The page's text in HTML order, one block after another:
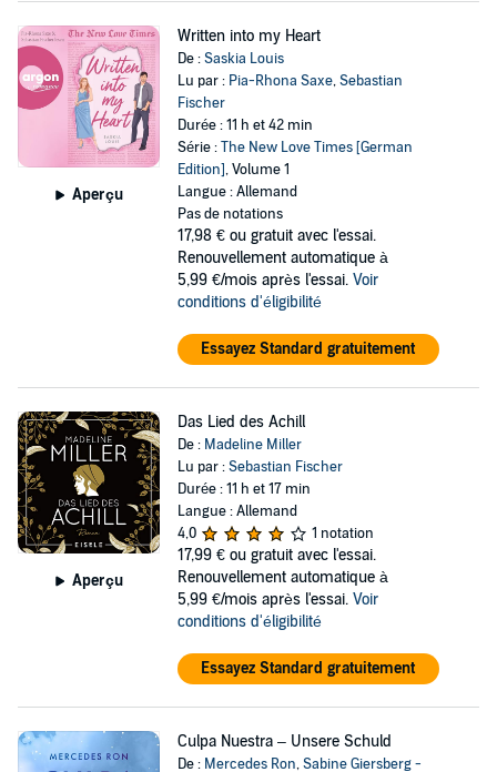
Aperçu
Written into my Heart
De :Saskia Louis
Lu par : Pia-Rhona Saxe,Sebastian
Fischer
Durée : 11 h et 42 min
Série :The New Love Times [German
Edition], Volume 1
Langue : Allemand
Pas de notations
17,98 € ou gratuit avec l'essai.
Renouvellement automatique à
5,99 €/mois après l'essai. Voir
conditions d'éligibilité
Essayez Standard gratuitement
Aperçu
Das Lied des Achill
De : Madeline Miller
Lu par :Sebastian Fischer
Durée : 11 h et 17 min
Langue : Allemand
4,0
1 notation
17,99 € ou gratuit avec l'essai.
Renouvellement automatique à
5,99 €/mois après l'essai. Voir
conditions d'éligibilité
Essayez Standard gratuitement
Culpa Nuestra – Unsere Schuld
De : Mercedes Ron,Sabine Giersberg -